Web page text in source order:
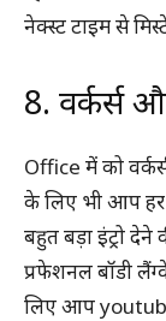
नेक्स्ट टाइम से
8. वर्कर्स
Office में को
के लिए भी आप हर
बहुत बड़ा इंट्रो
प्रफेशनल बॉडी
लिए आप